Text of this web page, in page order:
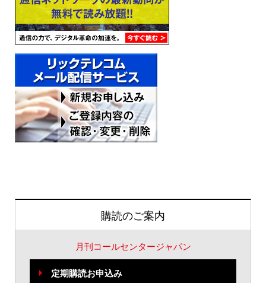
購読のご案内
月刊コールセンタージャパン
定期購読お申込み